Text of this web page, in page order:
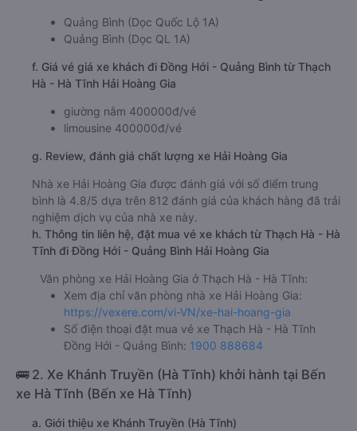
Quảng Bình (Dọc Quốc Lộ 1A)
Quảng Bình (Dọc QL 1A)
f. Giá vé giá xe khách đi Đồng Hới - Quảng Bình từ Thạch
Hà - Hà Tĩnh Hải Hoàng Gia
giường nằm 400000đ/vé
limousine 400000đ/vé
g. Review, đánh giá chất lượng xe Hải Hoàng Gia
Nhà xe Hải Hoàng Gia được đánh giá với số điểm trung
bình là 4.8/5 dựa trên 812 đánh giá của khách hàng đã trải
nghiệm dịch vụ của nhà xe này.
h. Thông tin liên hệ, đặt mua vé xe khách từ Thạch Hà - Hà
Tĩnh đi Đồng Hới - Quảng Bình Hải Hoàng Gia
Văn phòng xe Hải Hoàng Gia ở Thạch Hà - Hà Tĩnh:
Xem địa chỉ văn phòng nhà xe Hải Hoàng Gia:
https://vexere.com/vi-VN/xe-hai-hoang-gia
Số điện thoại đặt mua vé xe Thạch Hà - Hà Tĩnh
Đồng Hới - Quảng Bình: 1900 888684
🚌 2. Xe Khánh Truyền (Hà Tĩnh) khởi hành tại Bến
xe Hà Tĩnh (Bến xe Hà Tĩnh)
a. Giới thiệu xe Khánh Truyền (Hà Tĩnh)